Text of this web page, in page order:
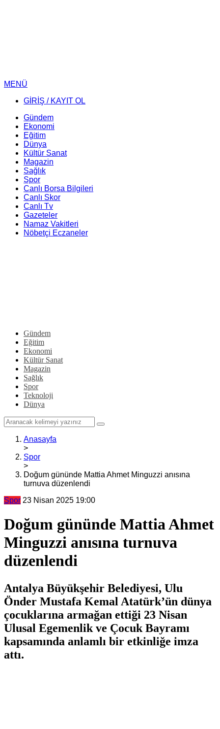
MENÜ
GİRİŞ / KAYIT OL
Gündem
Ekonomi
Eğitim
Dünya
Kültür Sanat
Magazin
Sağlık
Spor
Canlı Borsa Bilgileri
Canlı Skor
Canlı Tv
Gazeteler
Namaz Vakitleri
Nöbetçi Eczaneler
Gündem
Eğitim
Ekonomi
Kültür Sanat
Magazin
Sağlık
Spor
Teknoloji
Dünya
Anasayfa
>
Spor
>
Doğum gününde Mattia Ahmet Minguzzi anısına
turnuva düzenlendi
Spor 23 Nisan 2025 19:00
Doğum gününde Mattia Ahmet
Minguzzi anısına turnuva
düzenlendi
Antalya Büyükşehir Belediyesi, Ulu
Önder Mustafa Kemal Atatürk’ün dünya
çocuklarına armağan ettiği 23 Nisan
Ulusal Egemenlik ve Çocuk Bayramı
kapsamında anlamlı bir etkinliğe imza
attı.